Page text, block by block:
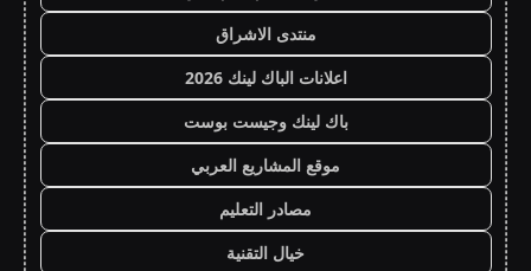
منتدى الاشراق
اعلانات الباك لينك 2026
باك لينك وجيست بوست
موقع المشاريع العربي
مصادر التعليم
خيال التقنية